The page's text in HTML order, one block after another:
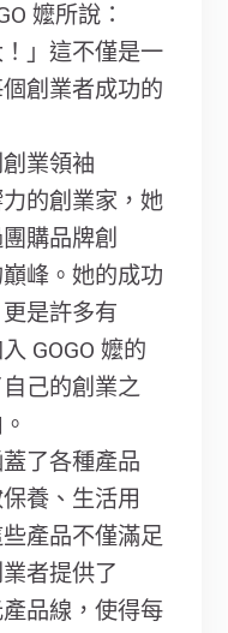
嬤所說：
！」這不僅是一
創業者成功的
業領袖
的創業家，她
購品牌創
峰。她的成功
是許多有
GOGO 嬤的
己的創業之
了各種產品
養、生活用
產品不僅滿足
者提供了
品線，使得每